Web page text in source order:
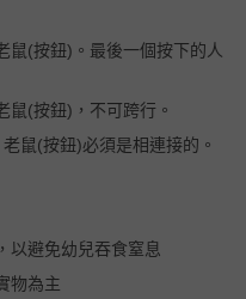
鼠(按鈕)。最後一個按下的人
鼠(按鈕)，不可跨行。
鼠(按鈕)必須是相連接的。
以避免幼兒吞食窒息
物為主